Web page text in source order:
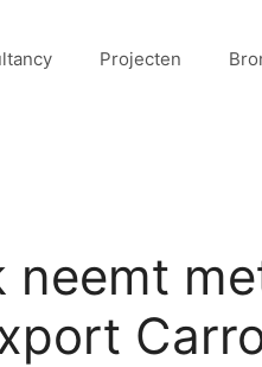
Projecten
neemt